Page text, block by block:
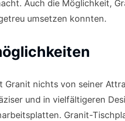
Auch die Möglichkeit,
umsetzen konnten.
nichts von seiner
und in vielfältigeren
Granit-